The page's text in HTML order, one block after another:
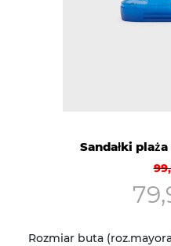
Sandałki
Rozmiar buta